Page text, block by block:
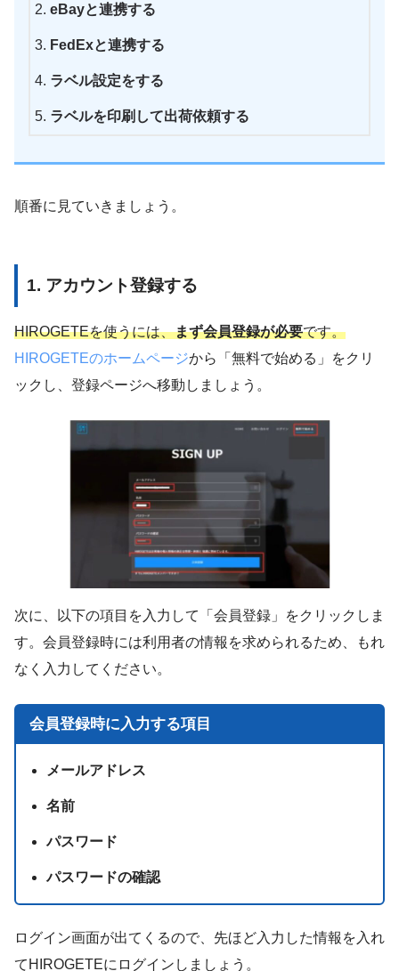
eBayと連携する
FedExと連携する
ラベル設定をする
ラベルを印刷して出荷依頼する
順番に見ていきましょう。
1. アカウント登録する
HIROGETEを使うには、まず会員登録が必要です。
HIROGETEのホームページから「無料で始める」をクリ
ックし、登録ページへ移動しましょう。
次に、以下の項目を入力して「会員登録」をクリックしま
す。会員登録時には利用者の情報を求められるため、もれ
なく入力してください。
会員登録時に入力する項目
メールアドレス
名前
パスワード
パスワードの確認
ログイン画面が出てくるので、先ほど入力した情報を入れ
てHIROGETEにログインしましょう。